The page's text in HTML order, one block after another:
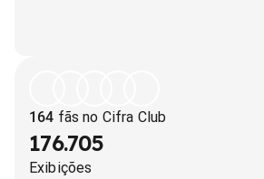
164 fãs no Cifra Club
176.705
Exibições